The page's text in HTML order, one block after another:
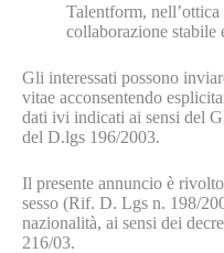
Talentform,
collaborazione stabile
Gli interessati possono
vitae acconsentendo
dati ivi indicati ai sensi del
del D.lgs 196/2003.
Il presente annuncio è
sesso (Rif. D. Lgs n. 198/
nazionalità, ai sensi dei
216/03.